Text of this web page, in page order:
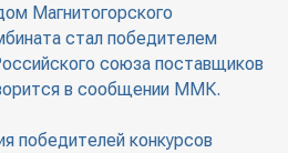
Магнитогорского
стал победителем
союза поставщиков
в сообщении ММК.
победителей конкурсов